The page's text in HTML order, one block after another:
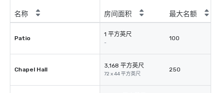
名称 房间面积 最大名额
Patio
1 平方英尺
-
100
Chapel Hall
3,168 平方英尺
72 x 44 平方英尺
250